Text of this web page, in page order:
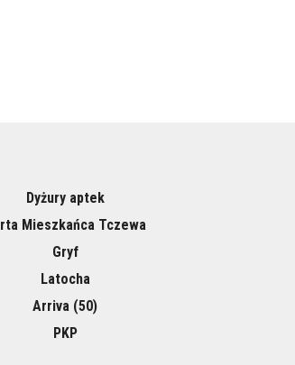
Dyżury aptek
Mieszkańca Tczewa
Gryf
Latocha
Arriva (50)
PKP